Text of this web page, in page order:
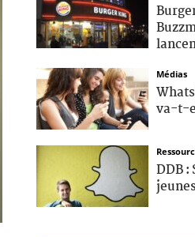
Médias
va-t-
DDB :